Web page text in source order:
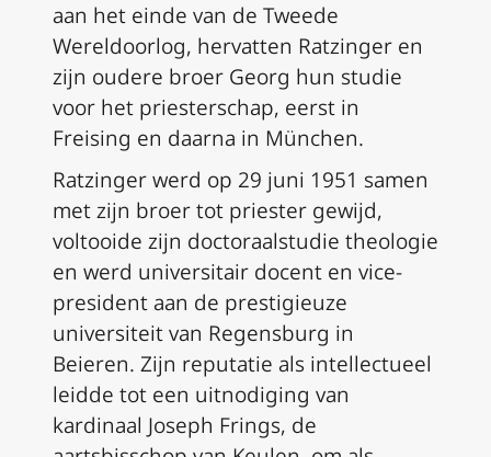
aan het einde van de Tweede
Wereldoorlog, hervatten Ratzinger en
zijn oudere broer Georg hun studie
voor het priesterschap, eerst in
Freising en daarna in München.
Ratzinger werd op 29 juni 1951 samen
met zijn broer tot priester gewijd,
voltooide zijn doctoraalstudie theologie
en werd universitair docent en vice-
president aan de prestigieuze
universiteit van Regensburg in
Beieren. Zijn reputatie als intellectueel
leidde tot een uitnodiging van
kardinaal Joseph Frings, de